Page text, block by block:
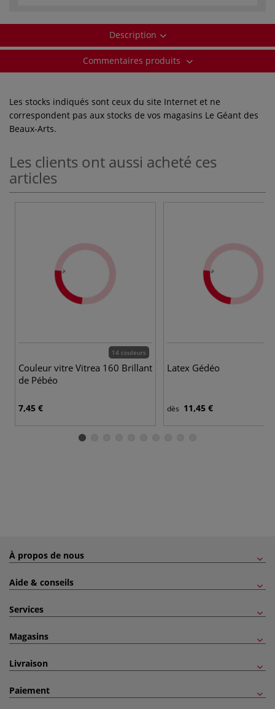
Description
Commentaires produits
Les stocks indiqués sont ceux du site Internet et ne
correspondent pas aux stocks de vos magasins Le Géant des
Beaux-Arts.
Les clients ont aussi acheté ces
articles
14 couleurs
Couleur vitre Vitrea 160 Brillant
de Pébéo
7,45 €
Latex Gédéo
dès 11,45 €
À propos de nous
Aide & conseils
Services
Magasins
Livraison
Paiement